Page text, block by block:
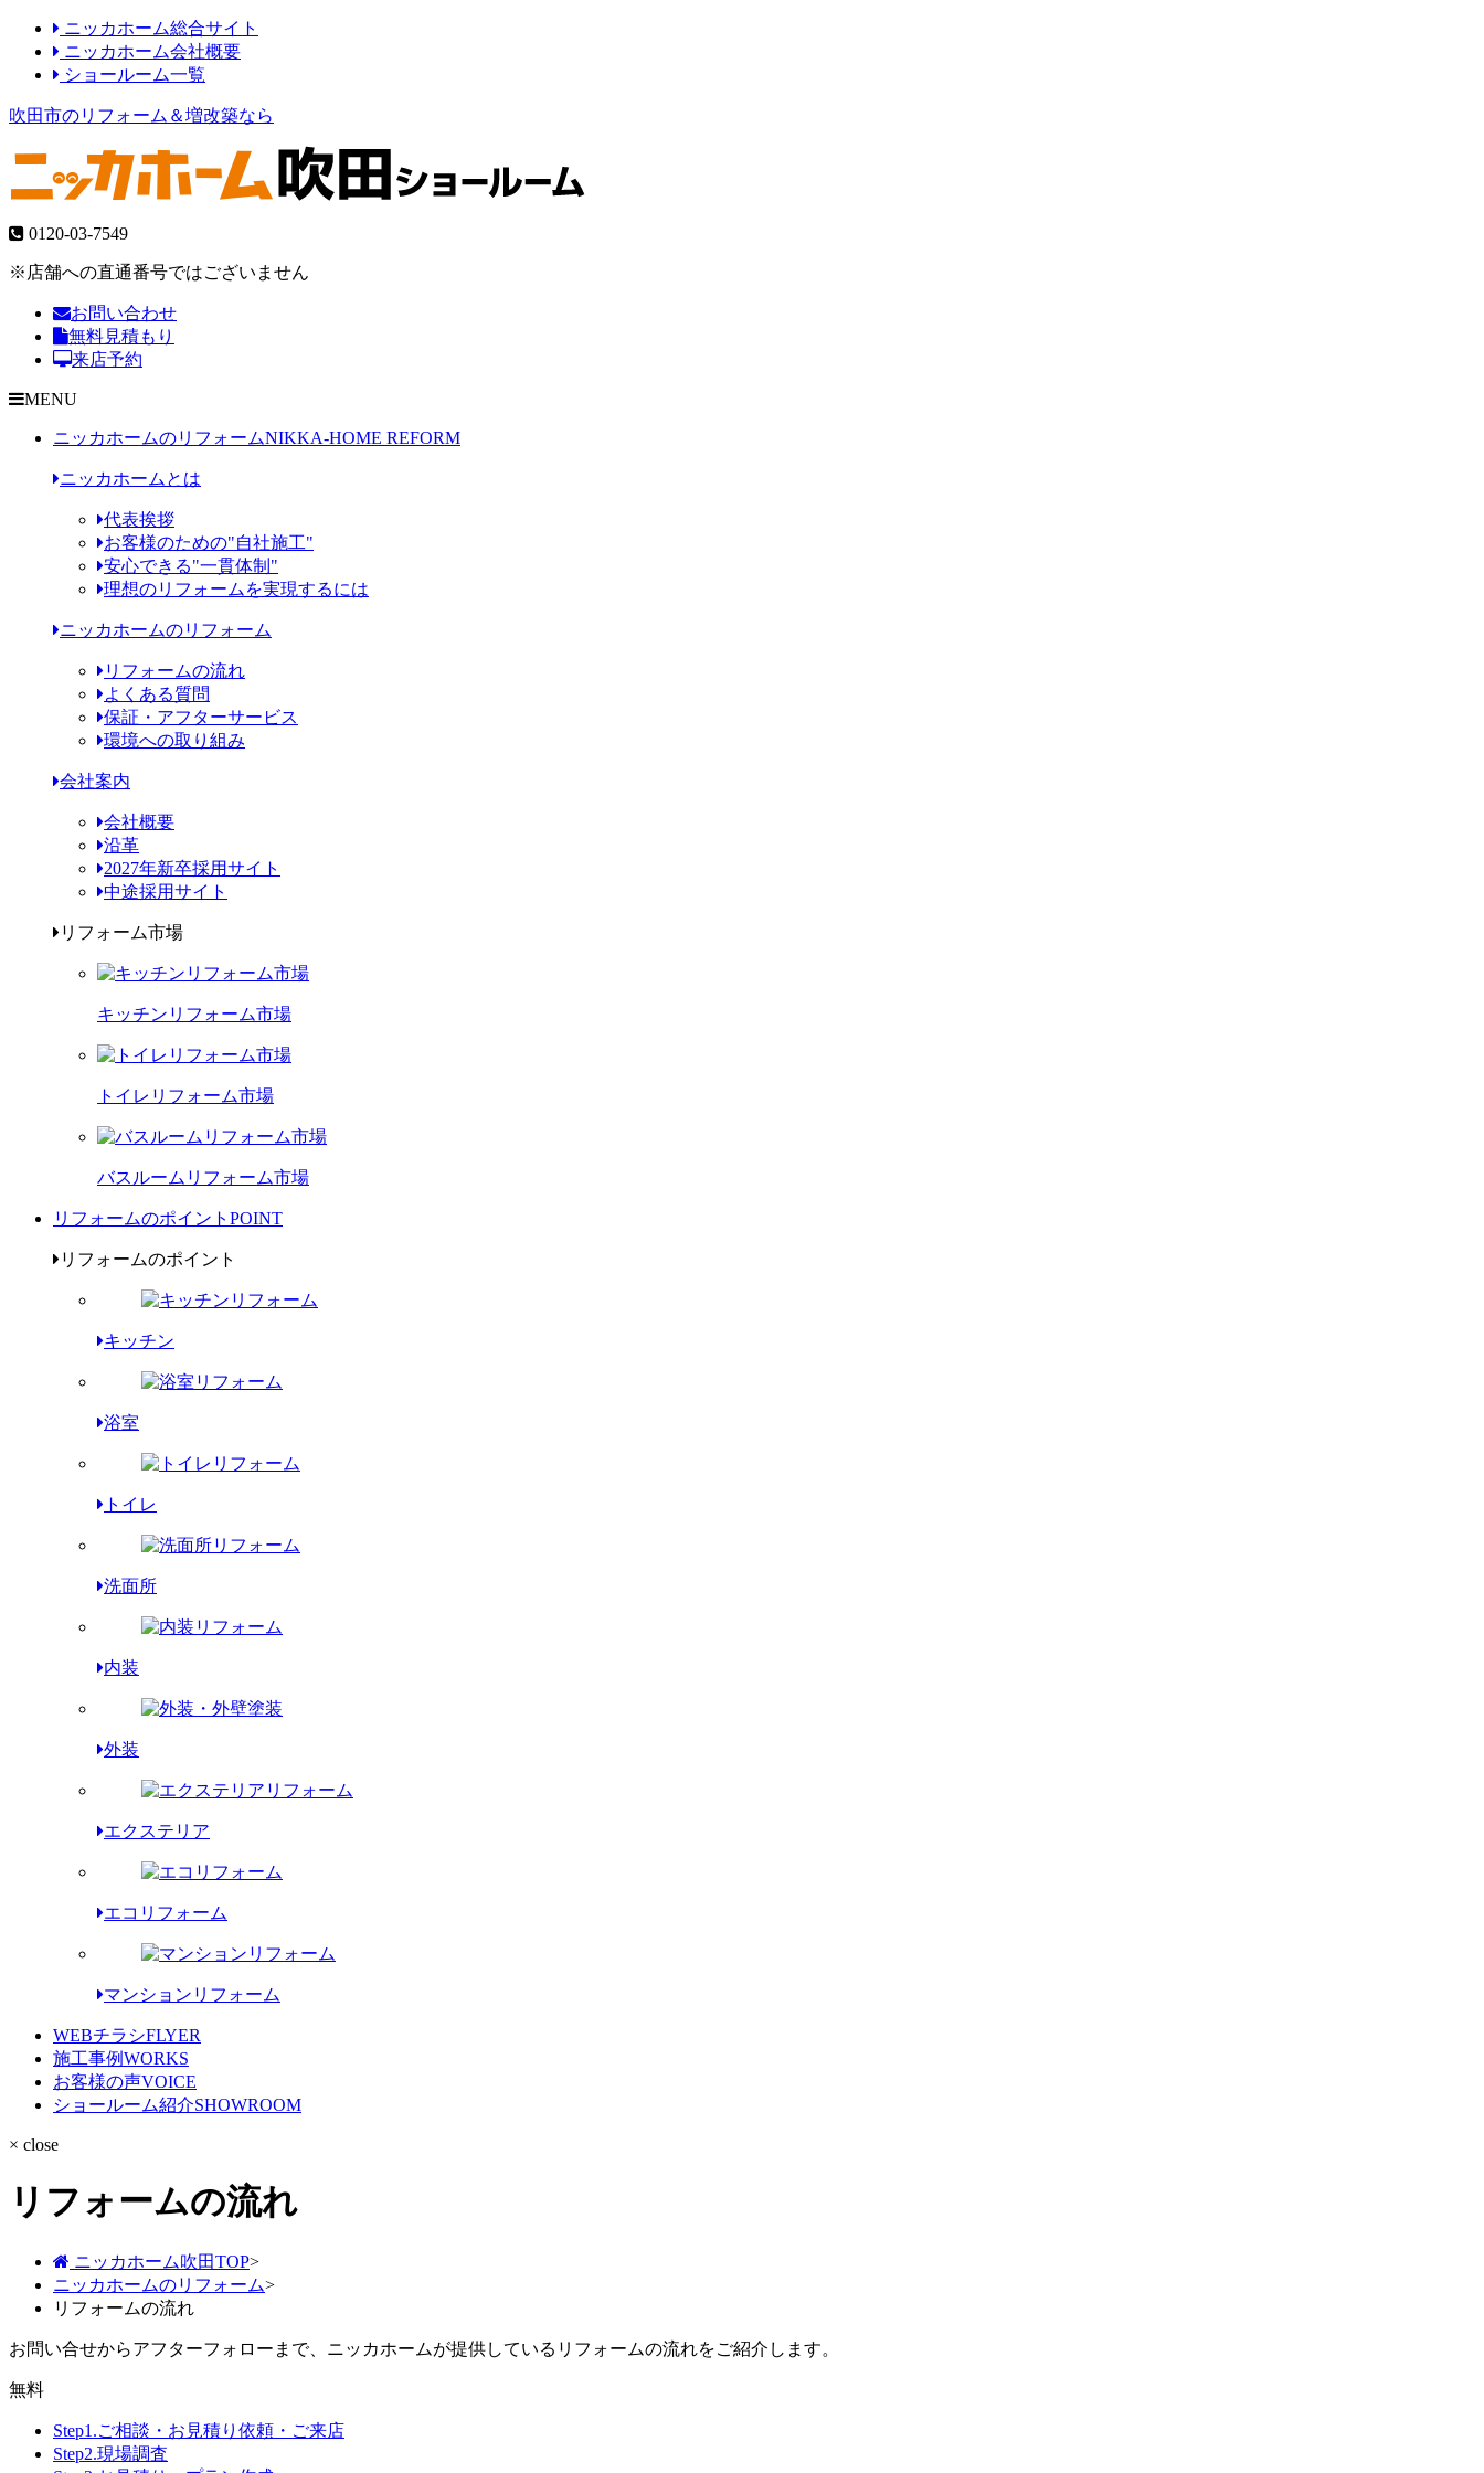
ニッカホーム総合サイト
ニッカホーム会社概要
ショールーム一覧
吹田市のリフォーム＆増改築なら
0120-03-7549
※店舗への直通番号ではございません
お問い合わせ
無料見積もり
来店予約
MENU
ニッカホームのリフォームNIKKA-HOME REFORM
ニッカホームとは
代表挨拶
お客様のための"自社施工"
安心できる"一貫体制"
理想のリフォームを実現するには
ニッカホームのリフォーム
リフォームの流れ
よくある質問
保証・アフターサービス
環境への取り組み
会社案内
会社概要
沿革
2027年新卒採用サイト
中途採用サイト
リフォーム市場
キッチンリフォーム市場
トイレリフォーム市場
バスルームリフォーム市場
リフォームのポイント POINT
リフォームのポイント
キッチン
浴室
トイレ
洗面所
内装
外装
エクステリア
エコリフォーム
マンションリフォーム
WEBチラシFLYER
施工事例WORKS
お客様の声VOICE
ショールーム紹介SHOWROOM
× close
リフォームの流れ
ニッカホーム吹田TOP>
ニッカホームのリフォーム>
リフォームの流れ
お問い合せからアフターフォローまで、ニッカホームが提供しているリフォームの流れをご紹介します。
無料
Step1.ご相談・お見積り依頼・ご来店
Step2.現場調査